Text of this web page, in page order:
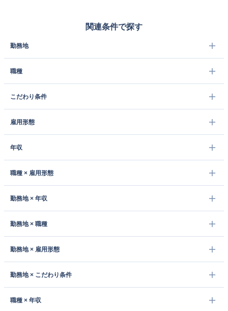
関連条件で探す
勤務地
職種
こだわり条件
雇用形態
年収
職種 × 雇用形態
勤務地 × 年収
勤務地 × 職種
勤務地 × 雇用形態
勤務地 × こだわり条件
職種 × 年収